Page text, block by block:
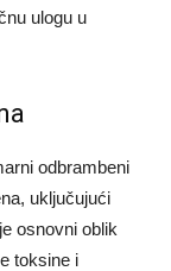
ulogu u
odbrambeni
uključujući
osnovni oblik
toksine i